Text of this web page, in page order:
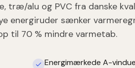
træ/alu og PVC fra danske
energiruder sænker
til 70 % mindre varmetab.
Energimærkede A-